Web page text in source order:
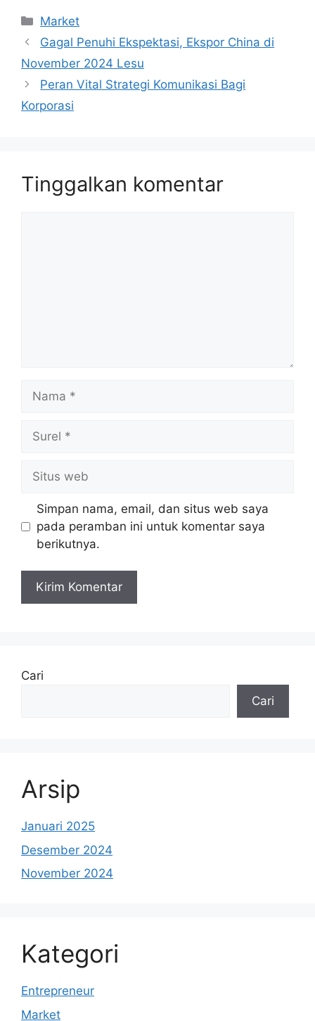
Kategori
Market
Gagal Penuhi Ekspektasi, Ekspor China di
November 2024 Lesu
Peran Vital Strategi Komunikasi Bagi
Korporasi
Tinggalkan komentar
web
Simpan nama, email, dan situs web saya
pada peramban ini untuk komentar saya
berikutnya.
Cari
Cari
Arsip
Januari 2025
Desember 2024
November 2024
Kategori
Entrepreneur
Market